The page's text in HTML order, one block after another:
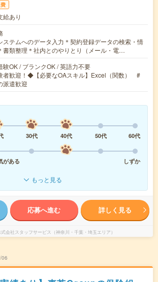
給あり
ステムへのデータ入力＊契約登録データの検索・情
書類整理＊社内とのやりとり（メール・電…
験OK / ブランクOK / 英語力不要
歓迎！◆【必要なOAスキル】Excel（関数） #
派遣歓迎
30代 40代 50代
60代
がある
しずか
もっと見る
応募へ進む 詳しく見る
会社スタッフサービス（神奈川・千葉・埼玉エリア）
06